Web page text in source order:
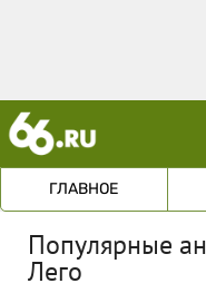
ГЛАВНОЕ
Популярные
Лего